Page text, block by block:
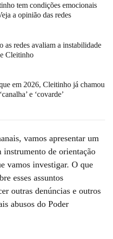
tem condições emocionais
a opinião das redes
as redes avaliam a instabilidade
Cleitinho
em 2026, Cleitinho já chamou
e ‘covarde’
vamos apresentar um
de orientação
vamos investigar. O que
esses assuntos
outras denúncias e outros
abusos do Poder